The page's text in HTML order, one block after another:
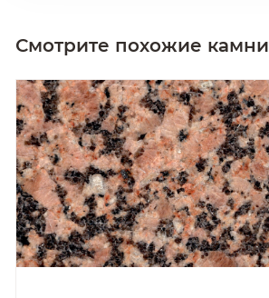
Смотрите похожие камни